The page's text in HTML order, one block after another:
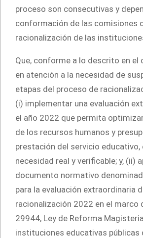
proceso son consecutivas y
conformación de las comisiones
racionalización de las
Que, conforme a lo descrito en
en atención a la necesidad de
etapas del proceso de
(i) implementar una evaluación
el año 2022 que permita
de los recursos humanos y
prestación del servicio educativo,
necesidad real y verificable; y, (ii)
documento normativo
para la evaluación extraordinaria
racionalización 2022 en el marco
29944, Ley de Reforma
instituciones educativas públicas